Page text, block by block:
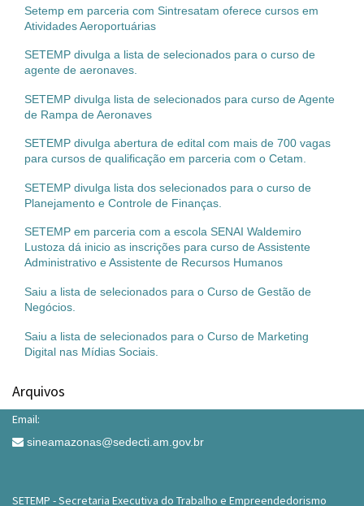
Setemp em parceria com Sintresatam oferece cursos em
Atividades Aeroportuárias
SETEMP divulga a lista de selecionados para o curso de
agente de aeronaves.
SETEMP divulga lista de selecionados para curso de Agente
de Rampa de Aeronaves
SETEMP divulga abertura de edital com mais de 700 vagas
para cursos de qualificação em parceria com o Cetam.
SETEMP divulga lista dos selecionados para o curso de
Planejamento e Controle de Finanças.
SETEMP em parceria com a escola SENAI Waldemiro
Lustoza dá inicio as inscrições para curso de Assistente
Administrativo e Assistente de Recursos Humanos
Saiu a lista de selecionados para o Curso de Gestão de
Negócios.
Saiu a lista de selecionados para o Curso de Marketing
Digital nas Mídias Sociais.
Arquivos
Email:
sineamazonas@sedecti.am.gov.br
SETEMP - Secretaria Executiva do Trabalho e Empreendedorismo